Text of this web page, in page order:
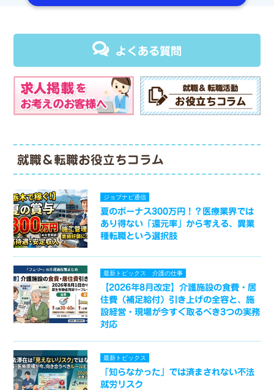
よくある質問
就職＆転職お役立ちコラム
ジョブナビ通信
夏のボーナス300万円！？医療業界では
あり得ない「還元率」から考える、異業
種転職という選択肢
最新トピックス 介護の仕事
【2026年8月改定】介護施設の食費・居
住費（補足給付）引き上げの全容と、施
設経営・現場が今すぐ取るべき3つの実務
対応
最新トピックス
「知らなかった」では済まされない不法
就労リスク